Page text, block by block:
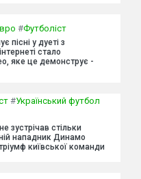
#Футболіст
пісні у дуеті з
стало
яке це демонструє -
#Український футбол
зустрічав стільки
нападник Динамо
київської команди